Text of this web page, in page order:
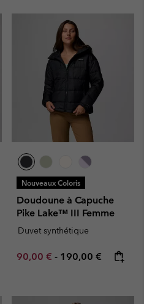
Nouveaux Coloris
Doudoune à Capuche
Pike Lake™ III Femme
Duvet synthétique
Minimum sale price:
90,00 € - Maximum price:
190,00 €